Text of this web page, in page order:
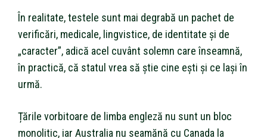
În realitate, testele sunt mai degrabă un pachet de
verificări, medicale, lingvistice, de identitate și de
„caracter”, adică acel cuvânt solemn care înseamnă,
în practică, că statul vrea să știe cine ești și ce lași în
urmă.
Țările vorbitoare de limba engleză nu sunt un bloc
monolitic, iar Australia nu seamănă cu Canada la